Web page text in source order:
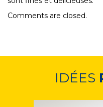
Comments are closed.
IDÉES